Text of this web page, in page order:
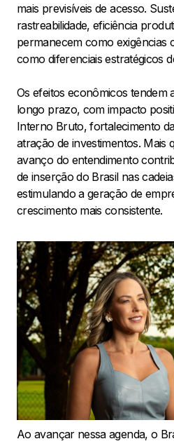
mais previsíveis de acesso.
rastreabilidade, eficiência
permanecem como exigências
como diferenciais estratégicos
Os efeitos econômicos tendem
longo prazo, com impacto
Interno Bruto, fortalecimento
atração de investimentos. Mais
avanço do entendimento
de inserção do Brasil nas
estimulando a geração de
crescimento mais consistente.
Ao avançar nessa agenda, o